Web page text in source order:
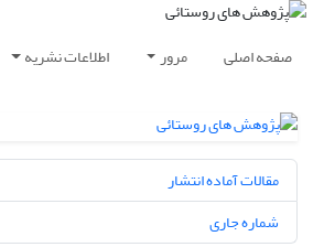
صفحه اصلی مرور اطلاعات نشریه
مقالات آماده انتشار
شماره جاری